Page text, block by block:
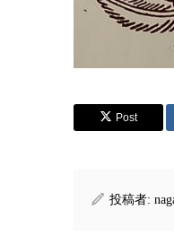
Post
投稿者: